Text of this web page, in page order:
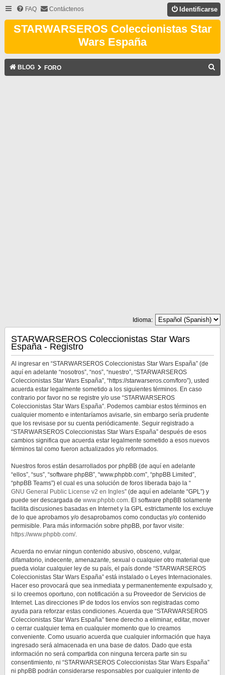
FAQ Contáctenos Identificarse
STARWARSEROS Coleccionistas Star
Wars España
BLOG FORO
Idioma:
STARWARSEROS Coleccionistas Star Wars
España - Registro
Al ingresar en “STARWARSEROS Coleccionistas Star Wars España” (de
aquí en adelante “nosotros”, “nos”, “nuestro”, “STARWARSEROS
Coleccionistas Star Wars España”, “https://starwarseros.com/foro”), usted
acuerda estar legalmente sometido a los siguientes términos. En caso
contrario por favor no se registre y/o use “STARWARSEROS
Coleccionistas Star Wars España”. Podemos cambiar estos términos en
cualquier momento e intentaríamos avisarle, sin embargo sería prudente
que los revisase por su cuenta periódicamente. Seguir registrado a
“STARWARSEROS Coleccionistas Star Wars España” después de esos
cambios significa que acuerda estar legalmente sometido a esos nuevos
términos tal como fueron actualizados y/o reformados.
Nuestros foros están desarrollados por phpBB (de aquí en adelante
“ellos”, “sus”, “software phpBB”, “www.phpbb.com”, “phpBB Limited”,
“phpBB Teams”) el cual es una solución de foros liberada bajo la “
GNU General Public License v2 en Ingles” (de aquí en adelante “GPL”) y
puede ser descargada de www.phpbb.com. El software phpBB solamente
facilita discusiones basadas en Internet y la GPL estrictamente los excluye
de lo que aprobamos y/o desaprobamos como conductas y/o contenido
permisible. Para más información sobre phpBB, por favor visite:
https://www.phpbb.com/.
Acuerda no enviar ningun contenido abusivo, obsceno, vulgar,
difamatorio, indecente, amenazante, sexual o cualquier otro material que
pueda violar cualquier ley de su país, el país donde “STARWARSEROS
Coleccionistas Star Wars España” está instalado o Leyes Internacionales.
Hacer eso provocará que sea inmediata y permanentemente expulsado y,
si lo creemos oportuno, con notificación a su Proveedor de Servicios de
Internet. Las direcciones IP de todos los envíos son registradas como
ayuda para reforzar estas condiciones. Acuerda que “STARWARSEROS
Coleccionistas Star Wars España” tiene derecho a eliminar, editar, mover
o cerrar cualquier tema en cualquier momento que lo creamos
conveniente. Como usuario acuerda que cualquier información que haya
ingresado será almacenada en una base de datos. Dado que esta
información no será compartida con ninguna tercera parte sin su
consentimiento, ni “STARWARSEROS Coleccionistas Star Wars España”
ni phpBB podrán considerarse responsables por cualquier intento de